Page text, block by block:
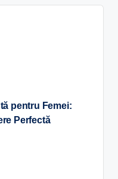
pentru Femei:
Perfectă